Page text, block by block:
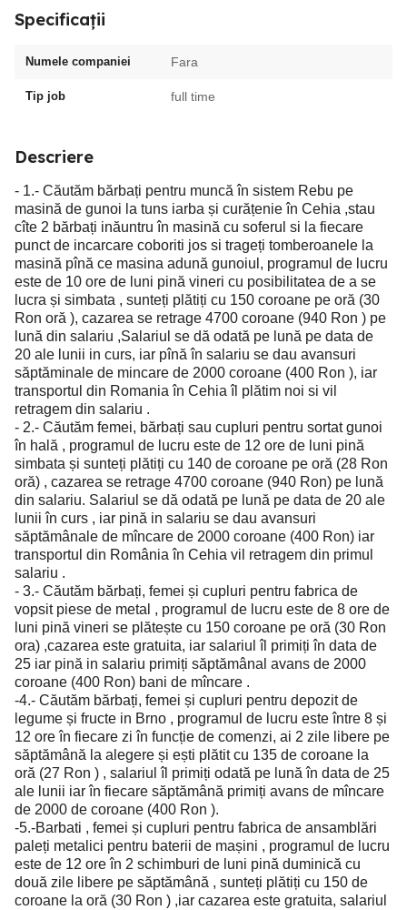
Specificații
Numele companiei Fara
Tip job full time
Descriere
- 1.- Căutăm bărbați pentru muncă în sistem Rebu pe
masină de gunoi la tuns iarba și curățenie în Cehia ,stau
cîte 2 bărbați inăuntru în masină cu soferul si la fiecare
punct de incarcare coboriti jos si trageți tomberoanele la
masină pînă ce masina adună gunoiul, programul de lucru
este de 10 ore de luni pină vineri cu posibilitatea de a se
lucra și simbata , sunteți plătiți cu 150 coroane pe oră (30
Ron oră ), cazarea se retrage 4700 coroane (940 Ron ) pe
lună din salariu ,Salariul se dă odată pe lună pe data de
20 ale lunii in curs, iar pînă în salariu se dau avansuri
săptăminale de mincare de 2000 coroane (400 Ron ), iar
transportul din Romania în Cehia îl plătim noi si vil
retragem din salariu .
- 2.- Căutăm femei, bărbați sau cupluri pentru sortat gunoi
în hală , programul de lucru este de 12 ore de luni pină
simbata și sunteți plătiți cu 140 de coroane pe oră (28 Ron
oră) , cazarea se retrage 4700 coroane (940 Ron) pe lună
din salariu. Salariul se dă odată pe lună pe data de 20 ale
lunii în curs , iar pină in salariu se dau avansuri
săptămânale de mîncare de 2000 coroane (400 Ron) iar
transportul din România în Cehia vil retragem din primul
salariu .
- 3.- Căutăm bărbați, femei și cupluri pentru fabrica de
vopsit piese de metal , programul de lucru este de 8 ore de
luni pină vineri se plătește cu 150 coroane pe oră (30 Ron
ora) ,cazarea este gratuita, iar salariul îl primiți în data de
25 iar pină in salariu primiți săptămânal avans de 2000
coroane (400 Ron) bani de mîncare .
-4.- Căutăm bărbați, femei și cupluri pentru depozit de
legume și fructe in Brno , programul de lucru este între 8 și
12 ore în fiecare zi în funcție de comenzi, ai 2 zile libere pe
săptămână la alegere și ești plătit cu 135 de coroane la
oră (27 Ron ) , salariul îl primiți odată pe lună în data de 25
ale lunii iar în fiecare săptămână primiți avans de mîncare
de 2000 de coroane (400 Ron ).
-5.-Barbati , femei și cupluri pentru fabrica de ansamblări
paleți metalici pentru baterii de mașini , programul de lucru
este de 12 ore în 2 schimburi de luni pină duminică cu
două zile libere pe săptămână , sunteți plătiți cu 150 de
coroane la oră (30 Ron ) ,iar cazarea este gratuita, salariul